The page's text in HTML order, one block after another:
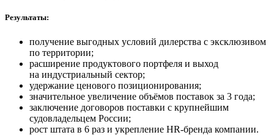
Результаты:
получение выгодных условий дилерства с эксклюзивом
по территории;
расширение продуктового портфеля и выход
на индустриальный сектор;
удержание ценового позиционирования;
значительное увеличение объёмов поставок за 3 года;
заключение договоров поставки с крупнейшим
судовладельцем России;
рост штата в 6 раз и укрепление HR-бренда компании.